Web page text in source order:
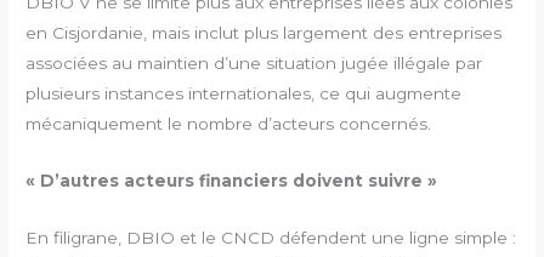
en Cisjordanie, mais inclut plus largement des entreprises
associées au maintien d’une situation jugée illégale par
plusieurs instances internationales, ce qui augmente
mécaniquement le nombre d’acteurs concernés.
« D’autres acteurs financiers doivent suivre »
En filigrane, DBIO et le CNCD défendent une ligne simple :